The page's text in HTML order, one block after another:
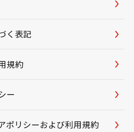
く表記
規約
ー
ポリシーおよび利用規約